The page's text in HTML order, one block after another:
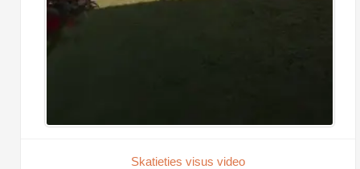
Skatieties visus video